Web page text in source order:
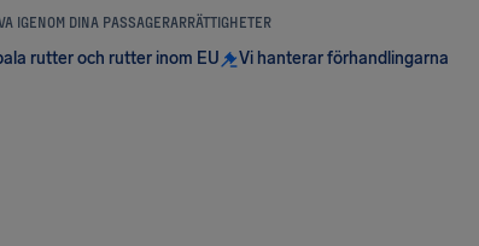
IGENOM DINA PASSAGERARRÄTTIGHETER
rutter och rutter inom EU Vi hanterar förhandlingarna